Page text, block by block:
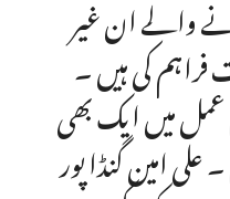
والے ان غیر
فراہم کی ہیں ۔
میں ایک بھی
امین گنڈا پور